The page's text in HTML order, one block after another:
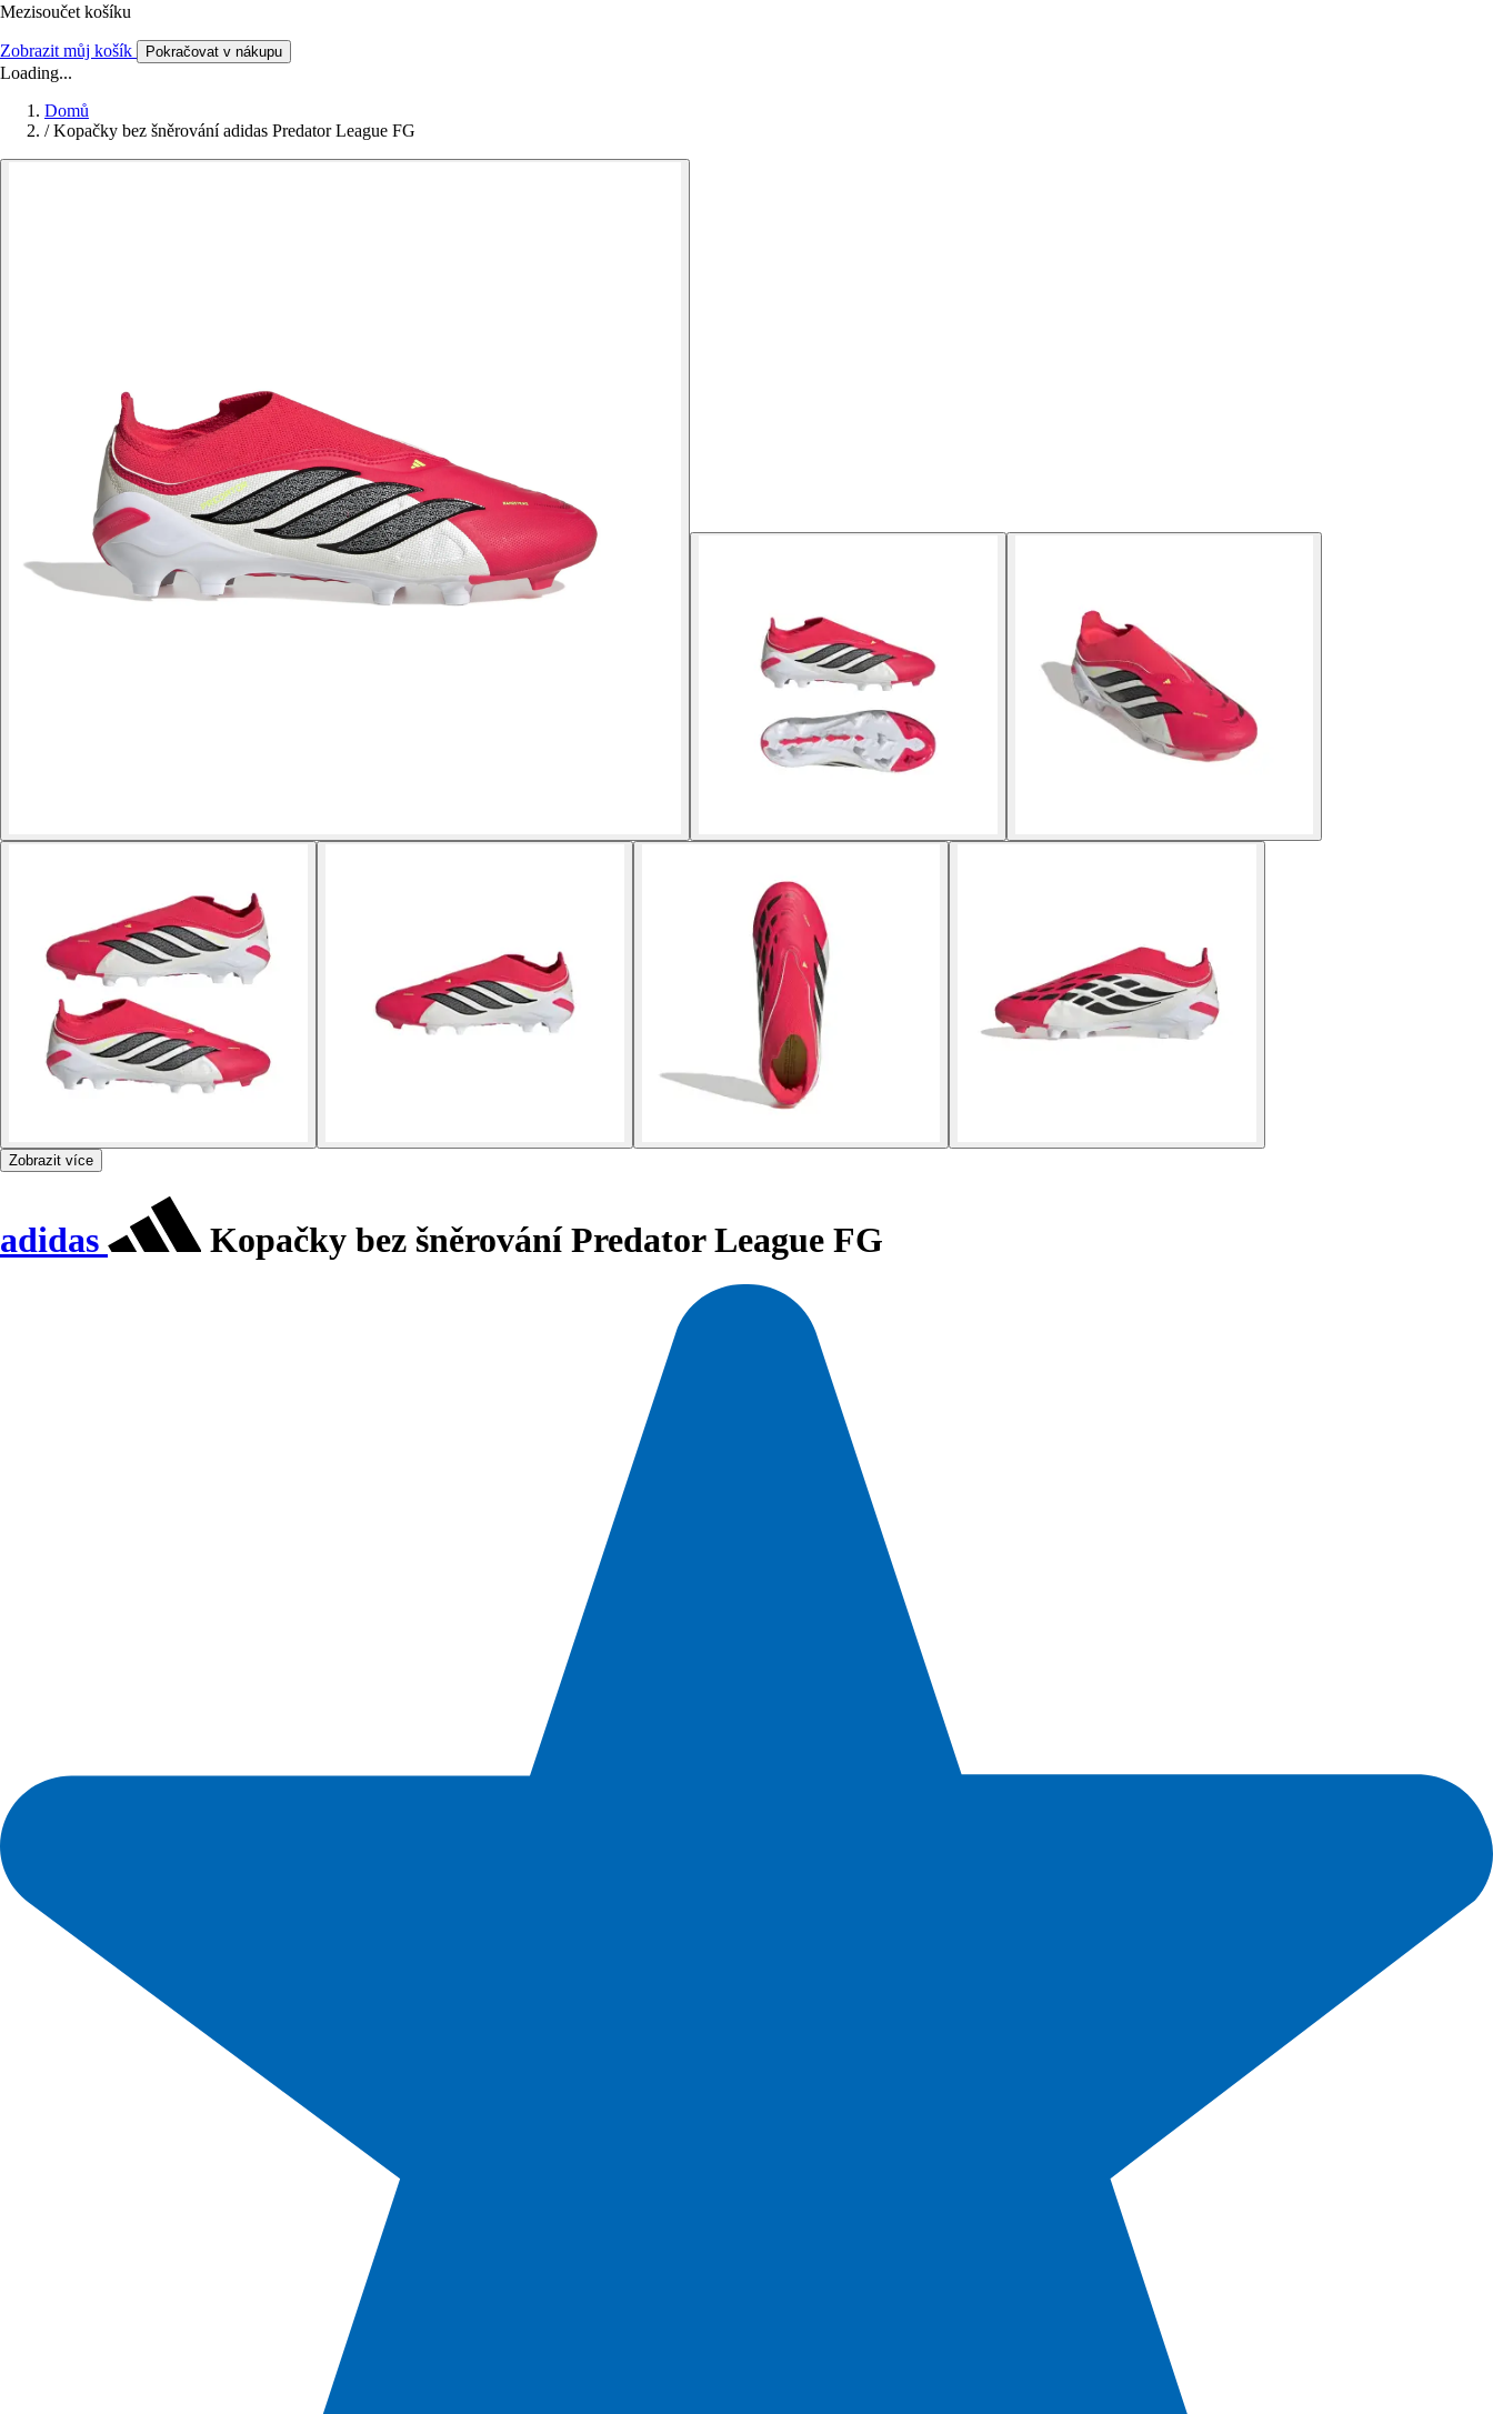
Mezisoučet košíku
Zobrazit můj košík Pokračovat v nákupu
Loading...
Domů
/ Kopačky bez šněrování adidas Predator League FG
Zobrazit více
adidas Kopačky bez šněrování Predator League FG